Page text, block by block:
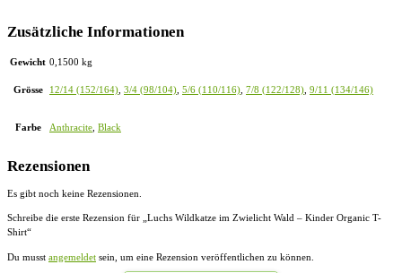
Zusätzliche Informationen
Gewicht 0,1500 kg
Grösse 12/14 (152/164) 3/4 (98/104) 5/6 (110/116) 7/8 (122/128) 9/11 (134/146)
Farbe Anthracite Black
Rezensionen
Es gibt noch keine Rezensionen.
Schreibe die erste Rezension für „Luchs Wildkatze im Zwielicht Wald – Kinder Organic T-
Shirt“
Du musst angemeldet sein, um eine Rezension veröffentlichen zu können.